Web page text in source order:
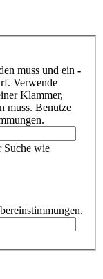
muss und ein -
Verwende
Klammer,
muss. Benutze
Suche wie